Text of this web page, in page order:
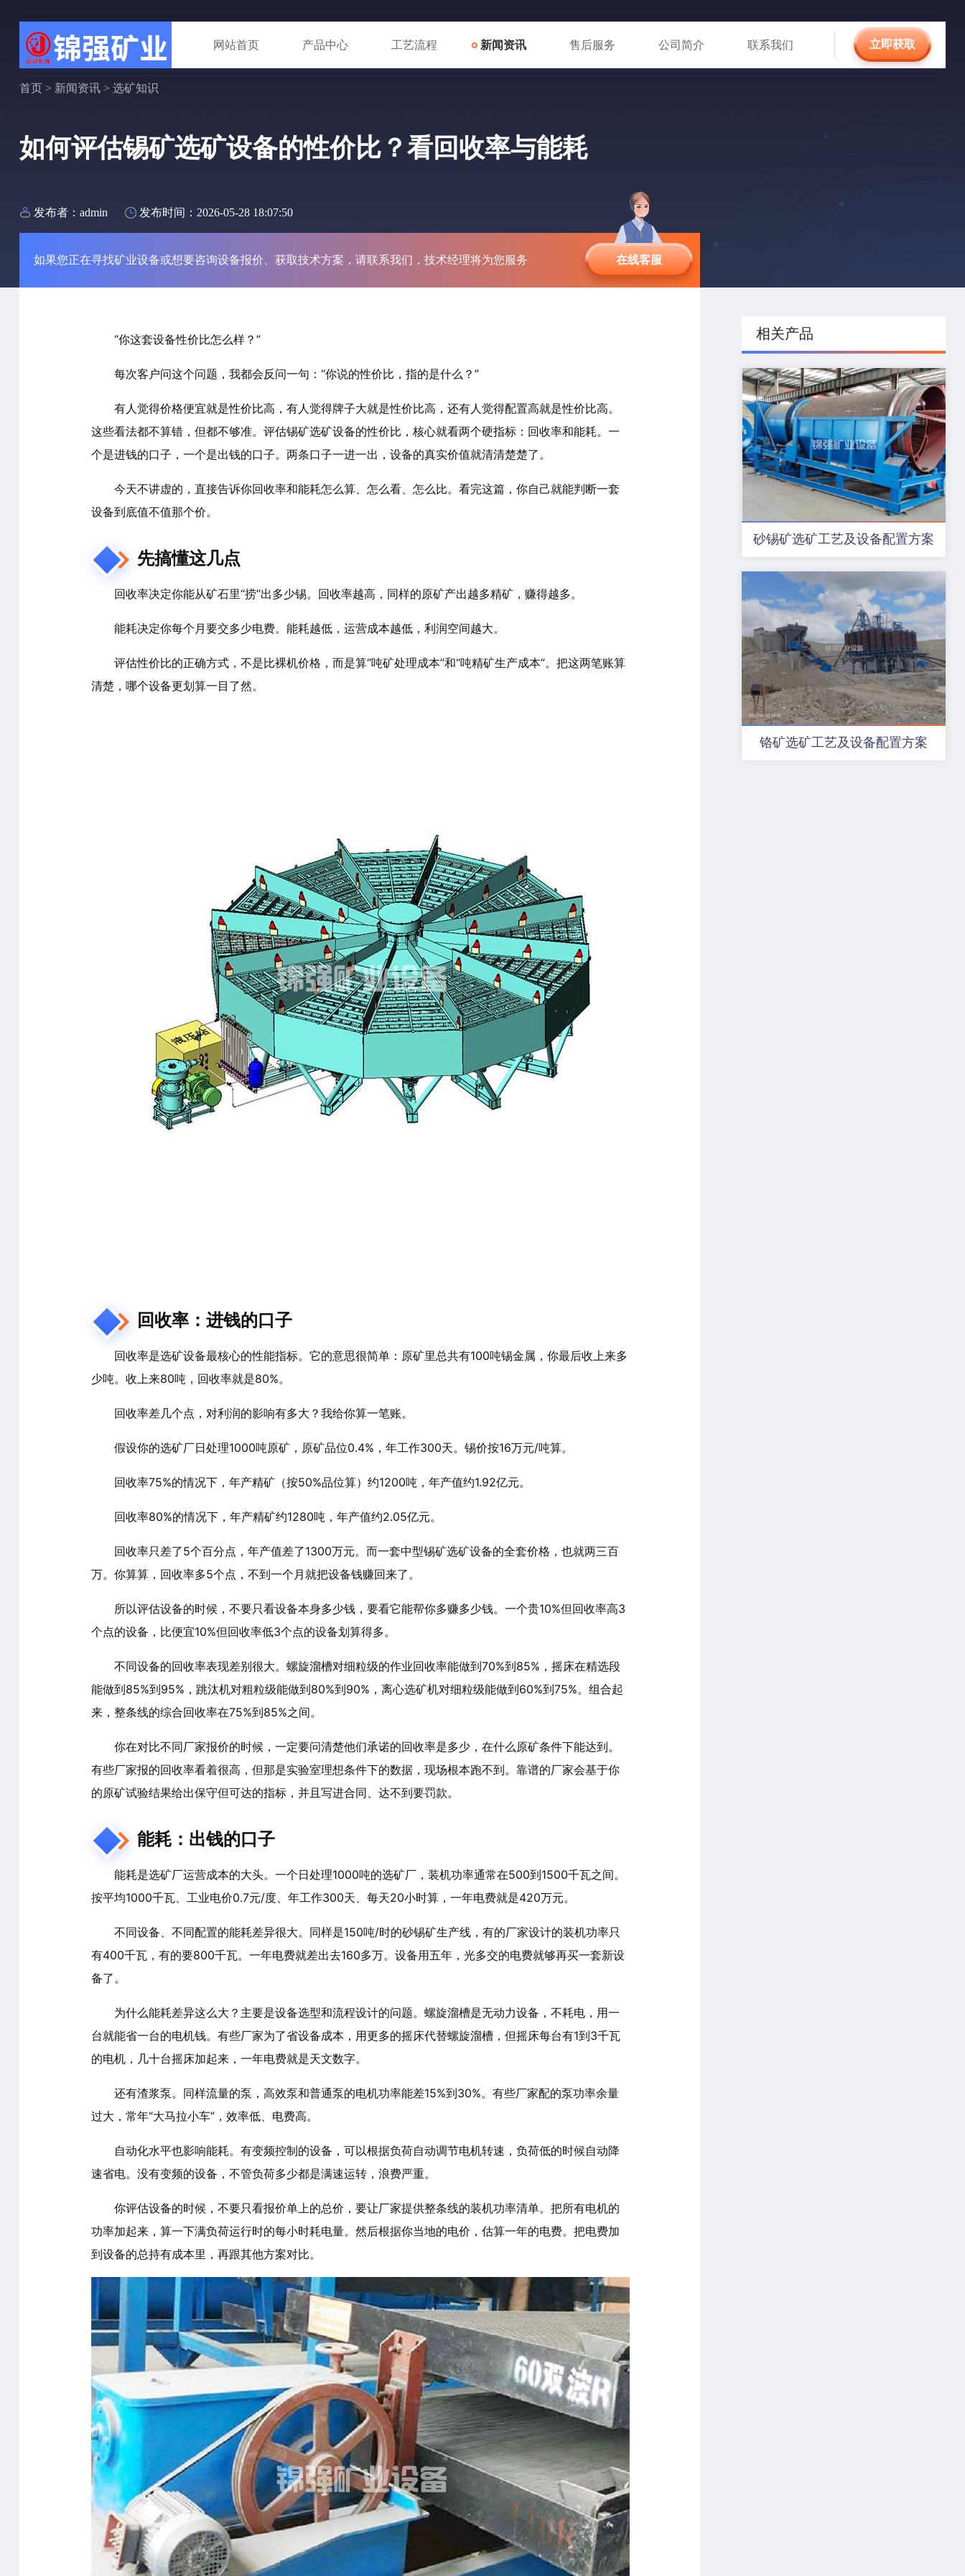
网站首页 产品中心 工艺流程 新闻资讯 售后服务 公司简介 联系我们 立即获取
首页> 新闻资讯> 选矿知识
如何评估锡矿选矿设备的性价比？看回收率与能耗
发布者：admin 发布时间：2026-05-28 18:07:50
如果您正在寻找矿业设备或想要咨询设备报价、获取技术方案，请联系我们，技术经理将为您服务 在线客服
“你这套设备性价比怎么样？”
每次客户问这个问题，我都会反问一句：“你说的性价比，指的是什么？”
有人觉得价格便宜就是性价比高，有人觉得牌子大就是性价比高，还有人觉得配置高就是性价比高。
这些看法都不算错，但都不够准。评估锡矿选矿设备的性价比，核心就看两个硬指标：回收率和能耗。一
个是进钱的口子，一个是出钱的口子。两条口子一进一出，设备的真实价值就清清楚楚了。
今天不讲虚的，直接告诉你回收率和能耗怎么算、怎么看、怎么比。看完这篇，你自己就能判断一套
设备到底值不值那个价。
先搞懂这几点
回收率决定你能从矿石里“捞”出多少锡。回收率越高，同样的原矿产出越多精矿，赚得越多。
能耗决定你每个月要交多少电费。能耗越低，运营成本越低，利润空间越大。
评估性价比的正确方式，不是比裸机价格，而是算“吨矿处理成本”和“吨精矿生产成本”。把这两笔账算
清楚，哪个设备更划算一目了然。
回收率：进钱的口子
回收率是选矿设备最核心的性能指标。它的意思很简单：原矿里总共有100吨锡金属，你最后收上来多
少吨。收上来80吨，回收率就是80%。
回收率差几个点，对利润的影响有多大？我给你算一笔账。
假设你的选矿厂日处理1000吨原矿，原矿品位0.4%，年工作300天。锡价按16万元/吨算。
回收率75%的情况下，年产精矿（按50%品位算）约1200吨，年产值约1.92亿元。
回收率80%的情况下，年产精矿约1280吨，年产值约2.05亿元。
回收率只差了5个百分点，年产值差了1300万元。而一套中型锡矿选矿设备的全套价格，也就两三百
万。你算算，回收率多5个点，不到一个月就把设备钱赚回来了。
所以评估设备的时候，不要只看设备本身多少钱，要看它能帮你多赚多少钱。一个贵10%但回收率高3
个点的设备，比便宜10%但回收率低3个点的设备划算得多。
不同设备的回收率表现差别很大。螺旋溜槽对细粒级的作业回收率能做到70%到85%，摇床在精选段
能做到85%到95%，跳汰机对粗粒级能做到80%到90%，离心选矿机对细粒级能做到60%到75%。组合起
来，整条线的综合回收率在75%到85%之间。
你在对比不同厂家报价的时候，一定要问清楚他们承诺的回收率是多少，在什么原矿条件下能达到。
有些厂家报的回收率看着很高，但那是实验室理想条件下的数据，现场根本跑不到。靠谱的厂家会基于你
的原矿试验结果给出保守但可达的指标，并且写进合同、达不到要罚款。
能耗：出钱的口子
能耗是选矿厂运营成本的大头。一个日处理1000吨的选矿厂，装机功率通常在500到1500千瓦之间。
按平均1000千瓦、工业电价0.7元/度、年工作300天、每天20小时算，一年电费就是420万元。
不同设备、不同配置的能耗差异很大。同样是150吨/时的砂锡矿生产线，有的厂家设计的装机功率只
有400千瓦，有的要800千瓦。一年电费就差出去160多万。设备用五年，光多交的电费就够再买一套新设
备了。
为什么能耗差异这么大？主要是设备选型和流程设计的问题。螺旋溜槽是无动力设备，不耗电，用一
台就能省一台的电机钱。有些厂家为了省设备成本，用更多的摇床代替螺旋溜槽，但摇床每台有1到3千瓦
的电机，几十台摇床加起来，一年电费就是天文数字。
还有渣浆泵。同样流量的泵，高效泵和普通泵的电机功率能差15%到30%。有些厂家配的泵功率余量
过大，常年“大马拉小车”，效率低、电费高。
自动化水平也影响能耗。有变频控制的设备，可以根据负荷自动调节电机转速，负荷低的时候自动降
速省电。没有变频的设备，不管负荷多少都是满速运转，浪费严重。
你评估设备的时候，不要只看报价单上的总价，要让厂家提供整条线的装机功率清单。把所有电机的
功率加起来，算一下满负荷运行时的每小时耗电量。然后根据你当地的电价，估算一年的电费。把电费加
到设备的总持有成本里，再跟其他方案对比。
相关产品
砂锡矿选矿工艺及设备配置方案
铬矿选矿工艺及设备配置方案